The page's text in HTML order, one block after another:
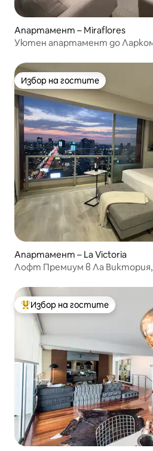
Апартамент – Miraflores
Уютен апартамент до
Избор на гостите
Избор на гостите
Апартамент – La Victoria
Лофт Премиум в Ла Виктория,
Най-популярен избор на
Избор на гостите